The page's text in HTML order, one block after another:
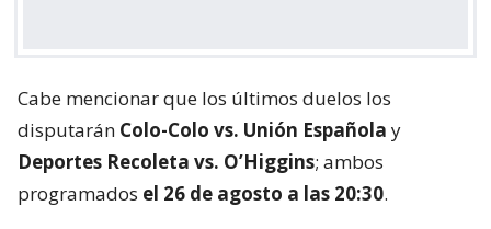
Cabe mencionar que los últimos duelos los
disputarán Colo-Colo vs. Unión Española y
Deportes Recoleta vs. O’Higgins; ambos
programados el 26 de agosto a las 20:30.